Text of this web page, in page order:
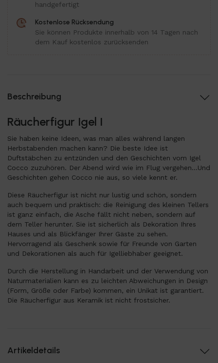
handgefertigt
Kostenlose Rücksendung
Sie können Produkte innerhalb von 14 Tagen nach
dem Kauf kostenlos zurücksenden
Beschreibung
Räucherfigur Igel I
Sie haben keine Ideen, was man alles während langen
Herbstabenden machen kann? Die beste Idee ist
Duftstäbchen zu entzünden und den Geschichten vom Igel
Cocco zuzuhören. Der Abend wird wie im Flug vergehen…Und
Geschichten gehen Cocco nie aus, so viele kennt er.
Diese Räucherfigur ist nicht nur lustig und schön, sondern
auch bequem und praktisch: die Reinigung des kleinen Tellers
ist ganz einfach, die Asche fällt nicht neben, sondern auf
dem Teller herunter. Sie ist sicherlich als Dekoration Ihres
Hauses und als Blickfänger Ihrer Gäste zu sehen.
Hervorragend als Geschenk sowie für Freunde von Garten
und Dekorationen als auch für Igelliebhaber geeignet.
Durch die Herstellung in Handarbeit und der Verwendung von
Naturmaterialien kann es zu leichten Abweichungen in Design
(Form, Größe oder Farbe) kommen, ein Unikat ist garantiert.
Die Räucherfigur aus Keramik ist nicht frostsicher.
Artikeldetails